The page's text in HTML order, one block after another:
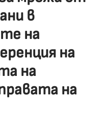
в
на
на
на
на